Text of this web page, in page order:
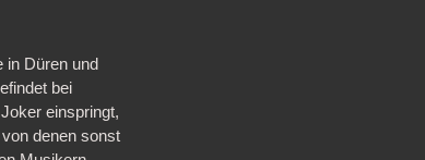
in Düren und
bei
einspringt,
denen sonst